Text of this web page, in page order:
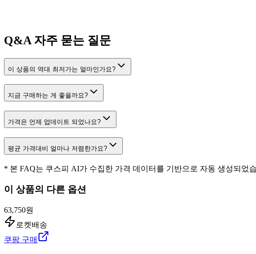
Q&A 자주 묻는 질문
이 상품의 역대 최저가는 얼마인가요?
지금 구매하는 게 좋을까요?
가격은 언제 업데이트 되었나요?
평균 가격대비 얼마나 저렴한가요?
* 본 FAQ는 쿠스피 AI가 수집한 가격 데이터를 기반으로 자동 생성되었
이 상품의 다른 옵션
63,750원
로켓배송
쿠팡 구매